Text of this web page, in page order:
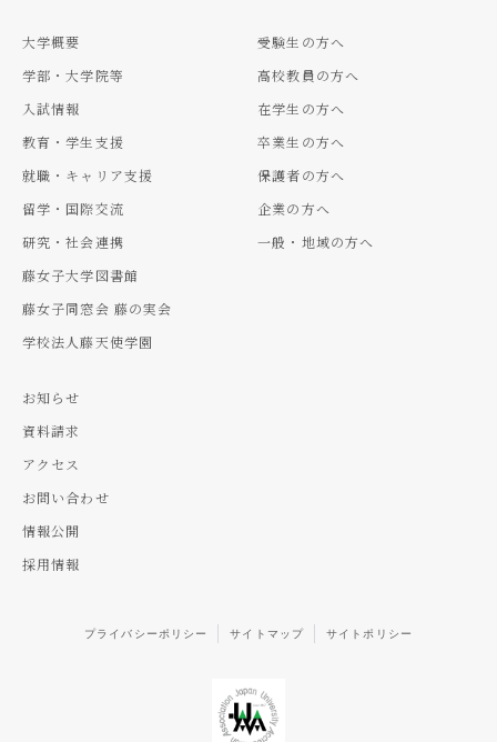
大学概要
学部・大学院等
入試情報
教育・学生支援
就職・キャリア支援
留学・国際交流
研究・社会連携
藤女子大学図書館
藤女子同窓会 藤の実会
学校法人藤天使学園
受験生の方へ
高校教員の方へ
在学生の方へ
卒業生の方へ
保護者の方へ
企業の方へ
一般・地域の方へ
お知らせ
資料請求
アクセス
お問い合わせ
情報公開
採用情報
プライバシーポリシー サイトマップ サイトポリシー